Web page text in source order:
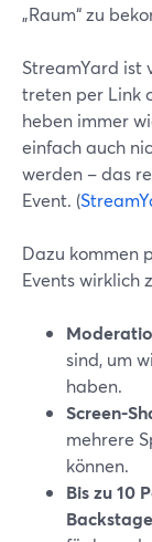
„Raum“ zu
StreamYard ist
treten per Link
heben immer
einfach auch
werden – das
Event. (
Dazu kommen
Events wirklich
sind, um
haben.
Screen-
mehrere
können.
Bis zu 10